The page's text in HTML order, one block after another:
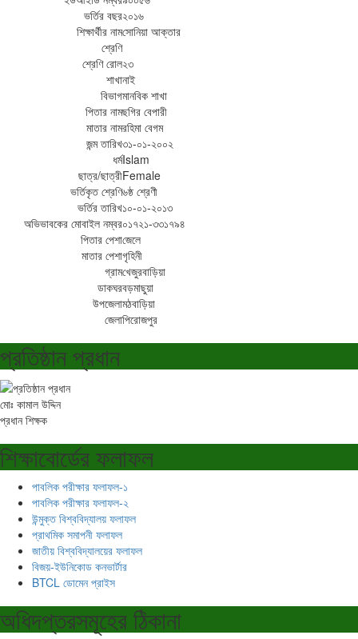
ভর্তির বছর২০১৬
শিক্ষার্থীর নামসোনিয়া আক্তার
শ্রেণি
শ্রেণি রোল২৩
শাখানাই
বিভাগমানবিক শাখা
পিতার নামছগির বেপারী
মাতার নামরহিমা বেগম
জন্ম তারিখ৩১-০১-২০০২
ধর্মIslam
ছাত্র/ছাত্রীFemale
ভর্তিকৃত শ্রেণি৬ষ্ঠ শ্রেণী
ভর্তির তারিখ১০-০১-২০১৩
অভিভাবকের মোবাইল নম্বর০১৭২১-৩৩১৭৯৪
পিতার পেশাজেলে
মাতার পেশাগৃহিনী
গ্রামখেজুরবাড়িয়া
ডাকঘরবড়মাছুয়া
উপজেলামঠবাড়িয়া
জেলাপিরোজপুর
প্রতিষ্ঠান প্রধান
মোঃ কামাল উদ্দিন
প্রধান শিক্ষক
শিক্ষাবোর্ডের ফলাফল
পাবলিক পরীক্ষার ফলাফল-১
পাবলিক পরীক্ষার ফলাফল-২
উন্মুক্ত বিশ্ববিদ্যালয় ফলাফল
প্রাথমিক সমাপনী ফলাফল
জাতীয় বিশ্ববিদ্যালয়ের ফলাফল
বিজয়-ইউনিকোড কনভার্টার
BTCL ডোমেন প্রাইস
অধিদপ্তরসমূহের ঠিকানা